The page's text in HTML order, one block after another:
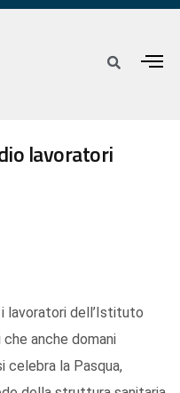
lavoratori
i lavoratori dell’Istituto
anche domani
celebra la Pasqua,